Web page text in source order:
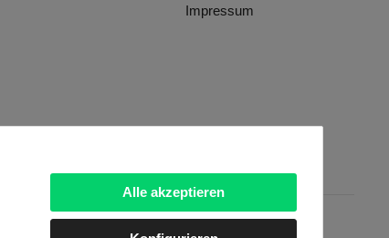
Alle akzeptieren
Impressum